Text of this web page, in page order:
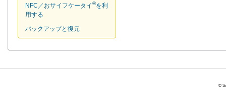
NFC／おサイフケータイ®を利
用する
バックアップと復元
©